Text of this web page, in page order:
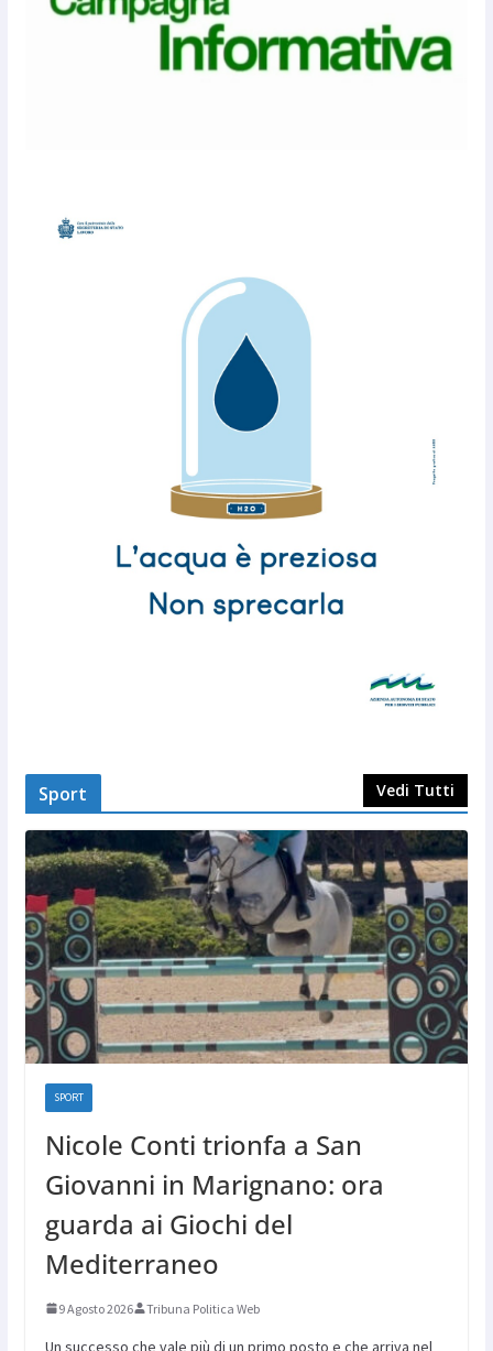
Sport Vedi Tutti
SPORT
Nicole Conti trionfa a San
Giovanni in Marignano: ora
guarda ai Giochi del
Mediterraneo
9 Agosto 2026 Tribuna Politica Web
Un successo che vale più di un primo posto e che arriva nel